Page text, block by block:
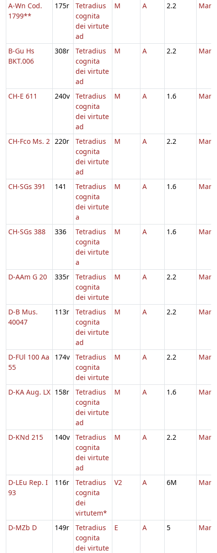
A-Wn Cod.
1799**
175r
Tetradius
cognita
dei virtute
ad
M A 2.2
B-Gu Hs
BKT.006
308r
Tetradius
cognita
dei virtute
ad
M A 2.2
CH-E 611 240v
Tetradius
cognita
dei virtute
ad
M A 1.6
CH-Fco Ms. 2 220r
Tetradius
cognita
dei virtute
ad
M A 2.2
CH-SGs 391 141
Tetradius
cognita
dei virtute
a
M A 1.6
CH-SGs 388 336
Tetradius
cognita
dei virtute
a
M A 1.6
D-AAm G 20 335r
Tetradius
cognita
dei virtute
M A 2.2
D-B Mus.
40047
113r
Tetradius
cognita
dei virtute
ad
M A 2.2
D-FUl 100 Aa
55
174v
Tetradius
cognita
dei virtute
M A 2.2
D-KA Aug. LX 158r
Tetradius
cognita
dei virtute
ad
M A 1.6
D-KNd 215 140v
Tetradius
cognita
dei virtute
ad
M A 2.2
D-LEu Rep. I
93
116r
Tetradius
cognita
dei
virtutem*
V2 A 6M
D-MZb D 149r
Tetradius
cognita
dei virtute
E A 5